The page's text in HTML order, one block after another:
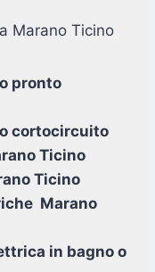
Marano Ticino
pronto
cortocircuito
Ticino
Ticino
Marano
in bagno o